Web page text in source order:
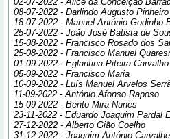
08-07-2022 - Darlindo Augusto
18-07-2022 - Manuel António Godinho
25-07-2022 - João José Batista de
15-08-2022 - Francisco Rosado dos
25-08-2022 - Francisco Manuel
01-09-2022 - Eglantina Piteira
05-09-2022 - Francisco Maria
10-09-2022 - Luís Manuel Arvelos
11-09-2022 - António Afonso Raposo
15-09-2022 - Bento Mira Nunes
23-11-2022 - Eduardo Joaquim Pardal
27-12-2022 - Alberto Gião Coelho
31-12-2022 - Joaquim António